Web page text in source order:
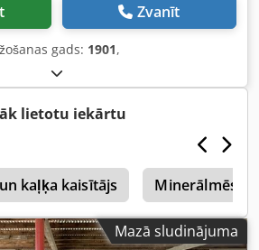
Zvanīt
gads: 1901,
lietotu iekārtu
kaļķa kaisītājs Minerālmēslu
Mazā sludinājuma